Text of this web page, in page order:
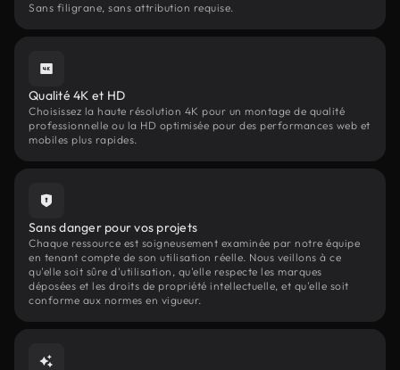
Sans filigrane, sans attribution requise.
Qualité 4K et HD
Choisissez la haute résolution 4K pour un montage de qualité
professionnelle ou la HD optimisée pour des performances web et
mobiles plus rapides.
Sans danger pour vos projets
Chaque ressource est soigneusement examinée par notre équipe
en tenant compte de son utilisation réelle. Nous veillons à ce
qu'elle soit sûre d'utilisation, qu'elle respecte les marques
déposées et les droits de propriété intellectuelle, et qu'elle soit
conforme aux normes en vigueur.